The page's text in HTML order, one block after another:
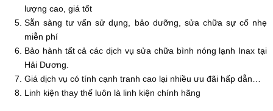
lượng cao, giá tốt
Sẵn sàng tư vấn sử dụng, bảo dưỡng, sửa chữa sự cố nhẹ
miễn phí
Bảo hành tất cả các dịch vụ sửa chữa bình nóng lạnh Inax tại
Hải Dương.
Giá dịch vụ có tính cạnh tranh cao lại nhiều ưu đãi hấp dẫn…
Linh kiện thay thế luôn là linh kiện chính hãng